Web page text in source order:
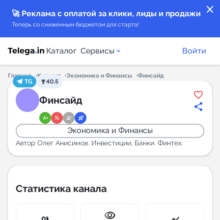
close
🚀 Реклама с оплатой за клики, лиды и продажи
Теперь со сниженным бюджетом для старта!
Каталог Сервисы
Каталог каналов
Каталог ботов
Горящие предложения
Индекс читаемости каналов в Telegram
New
Войти
Главная Каталог Экономика и Финансы
Финсайд
TG
40.5
Финсайд
Экономика и Финансы
Автор Олег Анисимов. Инвестиции, Банки. Финтех.
Статистика канала
visibility